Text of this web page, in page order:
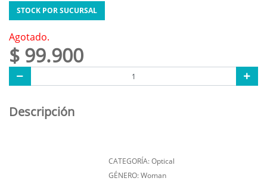
STOCK POR SUCURSAL
Agotado.
$ 99.900
Descripción
CATEGORÍA: Optical
GÉNERO: Woman